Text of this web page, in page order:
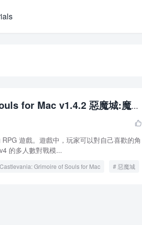
for Mac v1.4.2 惡魔城:魔導

遊戲。遊戲中，玩家可以對自己喜歡的角
的多人數對戰模...
Castlevania: Grimoire of Souls for Mac
惡魔城